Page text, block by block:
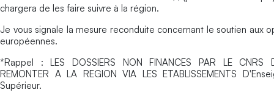
chargera de les faire suivre à la région.
Je vous signale la mesure reconduite concernant le soutien aux
européennes.
*Rappel : LES DOSSIERS NON FINANCES PAR LE CNRS
REMONTER A LA REGION VIA LES ETABLISSEMENTS
Supérieur.